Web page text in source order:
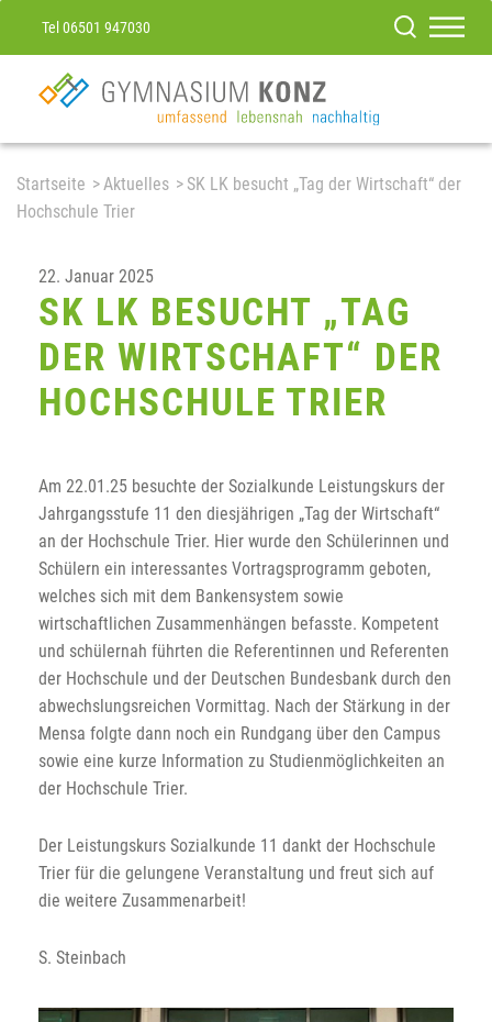
Tel 06501 947030
Startseite Aktuelles
SK LK besucht „Tag der Wirtschaft“ der
Hochschule Trier
22. Januar 2025
SK LK BESUCHT „TAG
DER WIRTSCHAFT“ DER
HOCHSCHULE TRIER
Am 22.01.25 besuchte der Sozialkunde Leistungskurs der
Jahrgangsstufe 11 den diesjährigen „Tag der Wirtschaft“
an der Hochschule Trier. Hier wurde den Schülerinnen und
Schülern ein interessantes Vortragsprogramm geboten,
welches sich mit dem Bankensystem sowie
wirtschaftlichen Zusammenhängen befasste. Kompetent
und schülernah führten die Referentinnen und Referenten
der Hochschule und der Deutschen Bundesbank durch den
abwechslungsreichen Vormittag. Nach der Stärkung in der
Mensa folgte dann noch ein Rundgang über den Campus
sowie eine kurze Information zu Studienmöglichkeiten an
der Hochschule Trier.
Der Leistungskurs Sozialkunde 11 dankt der Hochschule
Trier für die gelungene Veranstaltung und freut sich auf
die weitere Zusammenarbeit!
S. Steinbach